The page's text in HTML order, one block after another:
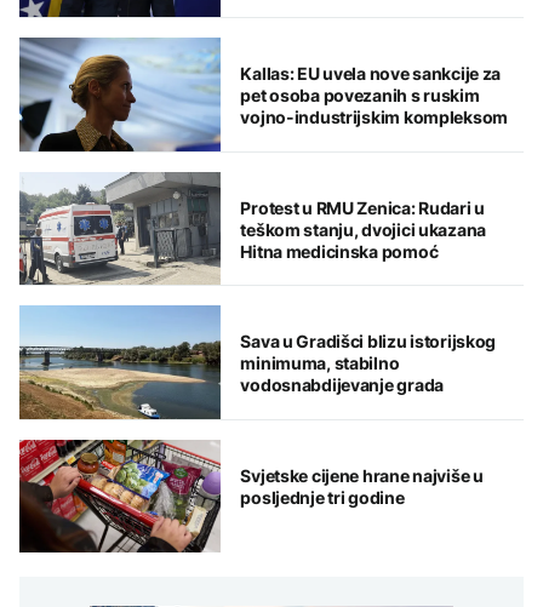
Kallas: EU uvela nove sankcije za
pet osoba povezanih s ruskim
vojno-industrijskim kompleksom
Protest u RMU Zenica: Rudari u
teškom stanju, dvojici ukazana
Hitna medicinska pomoć
Sava u Gradišci blizu istorijskog
minimuma, stabilno
vodosnabdijevanje grada
Svjetske cijene hrane najviše u
posljednje tri godine